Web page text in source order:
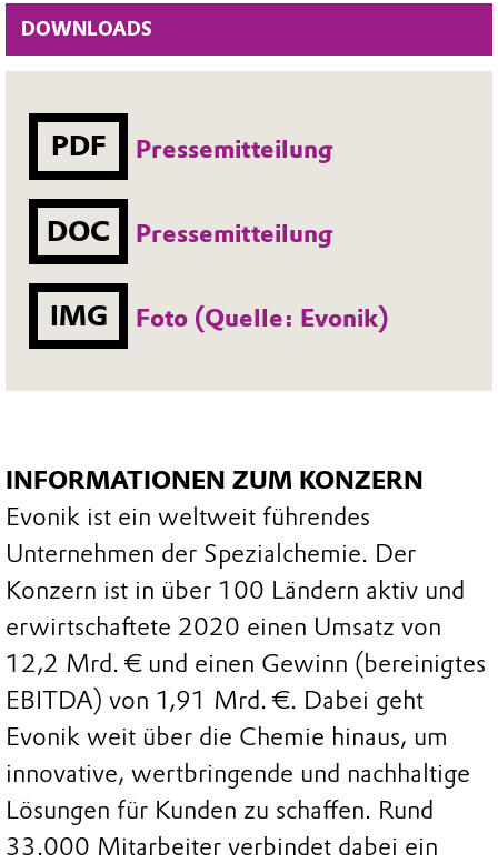
DOWNLOADS
PDF Pressemitteilung
DOC Pressemitteilung
IMG Foto (Quelle: Evonik)
INFORMATIONEN ZUM KONZERN
Evonik ist ein weltweit führendes
Unternehmen der Spezialchemie. Der
Konzern ist in über 100 Ländern aktiv und
erwirtschaftete 2020 einen Umsatz von
12,2 Mrd. € und einen Gewinn (bereinigtes
EBITDA) von 1,91 Mrd. €. Dabei geht
Evonik weit über die Chemie hinaus, um
innovative, wertbringende und nachhaltige
Lösungen für Kunden zu schaffen. Rund
33.000 Mitarbeiter verbindet dabei ein